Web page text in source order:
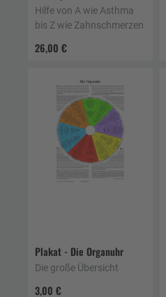
26,00 €
Hilfe von A wie Asthma
bis Z wie Zahnschmerzen
Plakat - Die Organuhr
3,00 €
Die große Übersicht